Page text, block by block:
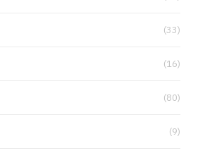
(33)
(16)
(80)
(9)